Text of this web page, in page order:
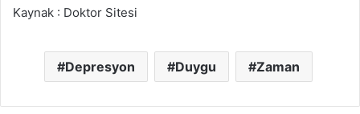
Kaynak : Doktor Sitesi
Depresyon Duygu Zaman